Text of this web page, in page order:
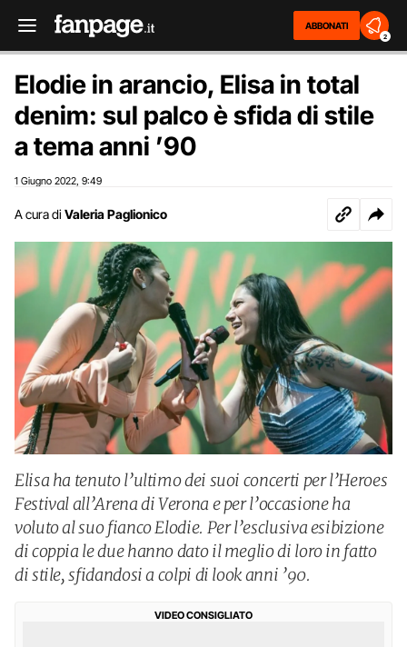
ABBONATI
2
Elodie in arancio, Elisa in total
denim: sul palco è sfida di stile
a tema anni ’90
1 Giugno 2022 9:49
A cura di Valeria Paglionico
Elisa ha tenuto l’ultimo dei suoi concerti per l’Heroes
Festival all’Arena di Verona e per l’occasione ha
voluto al suo fianco Elodie. Per l’esclusiva esibizione
di coppia le due hanno dato il meglio di loro in fatto
di stile, sfidandosi a colpi di look anni ’90.
VIDEO CONSIGLIATO